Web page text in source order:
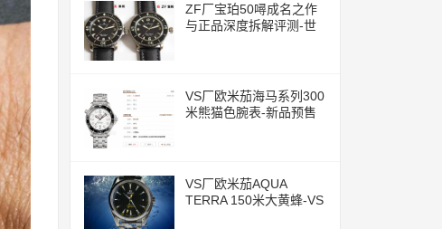
ZF厂宝珀50噚成名之作
与正品深度拆解评测-世
VS厂欧米茄海马系列300
米熊猫色腕表-新品预售
VS厂欧米茄AQUA
TERRA 150米大黄蜂-VS